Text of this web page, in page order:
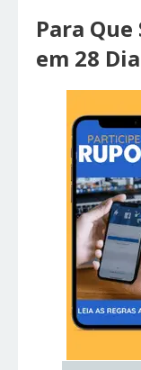
Para
em 28